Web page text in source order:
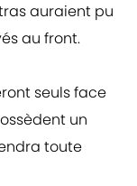
auraient pu
au front.
seuls face
un
toute